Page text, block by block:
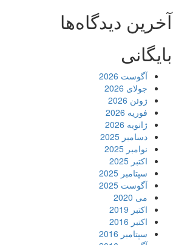
آخرین دیدگاه‌ها
بایگانی
آگوست 2026
جولای 2026
ژوئن 2026
فوریه 2026
ژانویه 2026
دسامبر 2025
نوامبر 2025
اکتبر 2025
سپتامبر 2025
آگوست 2025
می 2020
اکتبر 2019
اکتبر 2016
سپتامبر 2016